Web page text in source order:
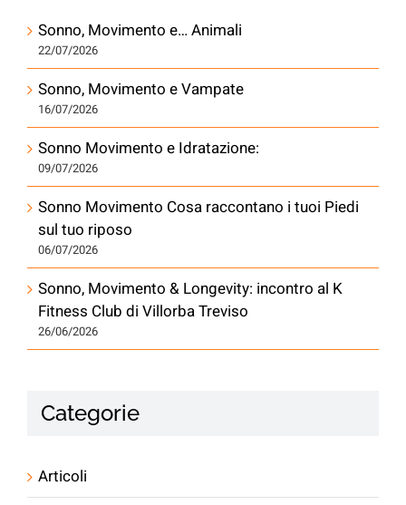
Sonno, Movimento e… Animali
22/07/2026
Sonno, Movimento e Vampate
16/07/2026
Sonno Movimento e Idratazione:
09/07/2026
Sonno Movimento Cosa raccontano i tuoi Piedi
sul tuo riposo
06/07/2026
Sonno, Movimento & Longevity: incontro al K
Fitness Club di Villorba Treviso
26/06/2026
Categorie
Articoli